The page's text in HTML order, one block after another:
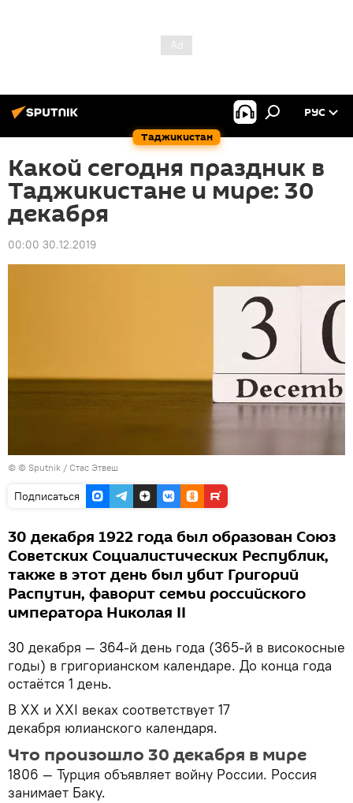
Таджикистан
РУС
Какой сегодня праздник в
Таджикистане и мире: 30
декабря
00:00 30.12.2019
© © Sputnik / Стас Этвеш
Подписаться
30 декабря 1922 года был образован Союз
Советских Социалистических Республик,
также в этот день был убит Григорий
Распутин, фаворит семьи российского
императора Николая II
30 декабря — 364-й день года (365-й в високосные
годы) в григорианском календаре. До конца года
остаётся 1 день.
В XX и XXI веках соответствует 17
декабря юлианского календаря.
Что произошло 30 декабря в мире
1806 — Турция объявляет войну России. Россия
занимает Баку.